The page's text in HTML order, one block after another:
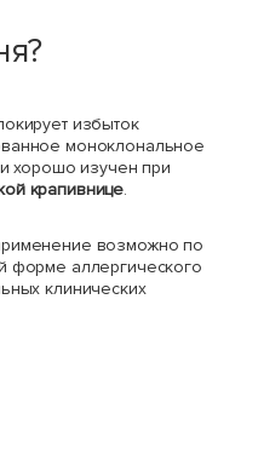
избыток
моноклональное
хорошо изучен при
крапивнице.
возможно по
форме аллергического
клинических